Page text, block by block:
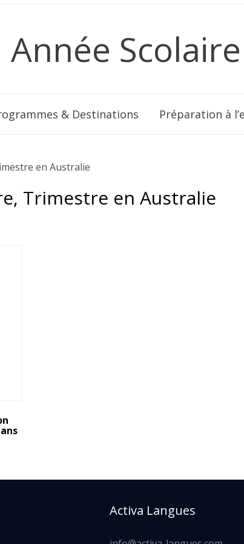
Année
& Destinations Préparation à
en Australie
Trimestre en Australie
Activa Langues